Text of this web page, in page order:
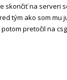
skončiť na serveri
tým ako som
pretočil na